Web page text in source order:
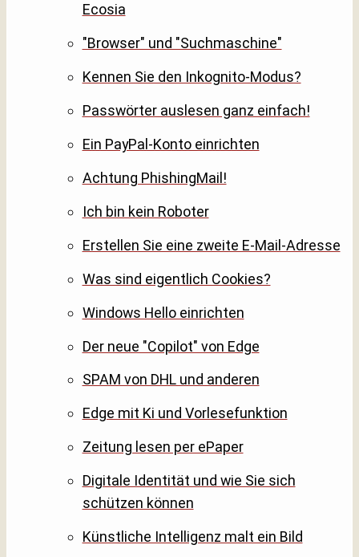
Ecosia
"Browser" und "Suchmaschine"
Kennen Sie den Inkognito-Modus?
Passwörter auslesen ganz einfach!
Ein PayPal-Konto einrichten
Achtung PhishingMail!
Ich bin kein Roboter
Erstellen Sie eine zweite E-Mail-Adresse
Was sind eigentlich Cookies?
Windows Hello einrichten
Der neue "Copilot" von Edge
SPAM von DHL und anderen
Edge mit Ki und Vorlesefunktion
Zeitung lesen per ePaper
Digitale Identität und wie Sie sich
schützen können
Künstliche Intelligenz malt ein Bild